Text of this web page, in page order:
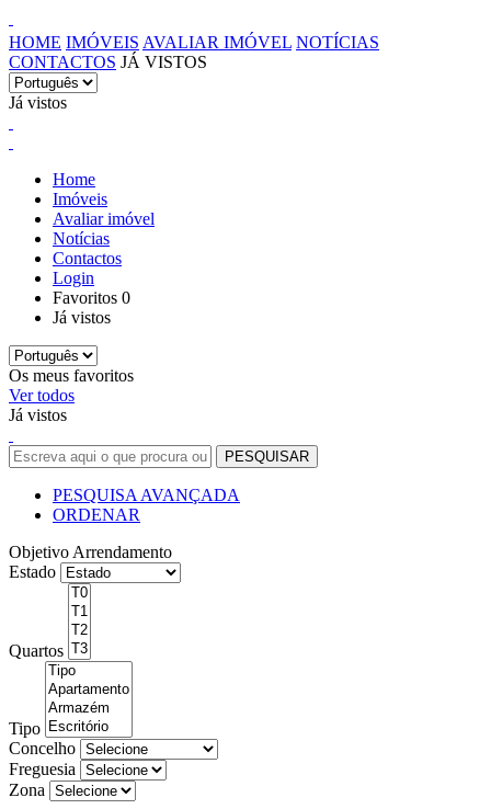
HOME IMÓVEIS AVALIAR IMÓVEL NOTÍCIAS
CONTACTOS JÁ VISTOS
Já vistos
Home
Imóveis
Avaliar imóvel
Notícias
Contactos
Login
Favoritos 0
Já vistos
Os meus favoritos
Ver todos
Já vistos
PESQUISA AVANÇADA
ORDENAR
Objetivo Arrendamento
Estado
Quartos
Tipo
Concelho
Freguesia
Zona